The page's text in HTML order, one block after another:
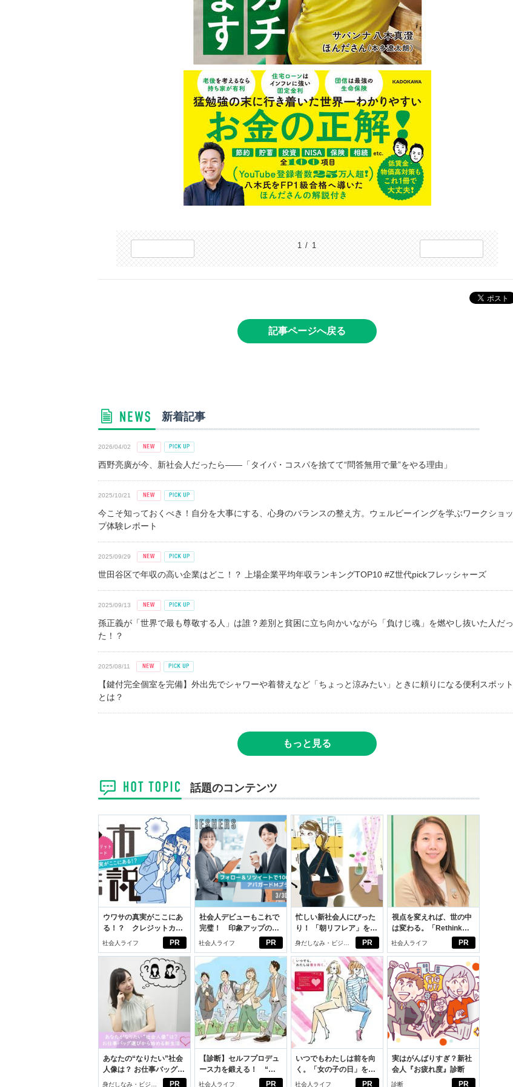
1 / 1
記事ページへ戻る
新着記事
2026/04/02
西野亮廣が今、新社会人だったら――「タイパ・コスパを捨てて“問答無用で量”をやる理由」
2025/10/21
今こそ知っておくべき！自分を大事にする、心身のバランスの整え方。ウェルビーイングを学ぶワークショッ
プ体験レポート
2025/09/29
世田谷区で年収の高い企業はどこ！？ 上場企業平均年収ランキングTOP10 #Z世代pickフレッシャーズ
2025/09/13
孫正義が「世界で最も尊敬する人」は誰？差別と貧困に立ち向かいながら「負けじ魂」を燃やし抜いた人だっ
た！？
2025/08/11
【鍵付完全個室を完備】外出先でシャワーや着替えなど「ちょっと涼みたい」ときに頼りになる便利スポット
とは？
もっと見る
話題のコンテンツ
PR
ウワサの真実がここにあ
る！？ クレジットカー
ドの都市伝説
社会人ライフ PR
社会人デビューもこれで
完璧！ 印象アップのセ
ルフプロデュース術
社会人ライフ PR
忙しい新社会人にぴった
り！ 「朝リフレア」をは
じめよう。しっかりニオ
イケアして24時間快適。
身だしなみ・ビジネ
スアイテム
PR
視点を変えれば、世の中
は変わる。「Rethink
PROJECT」がつたえた
社会人ライフ
PR
あなたの“なりたい”社会
人像は？ お仕事バッグ選
びから始める新生活
身だしなみ・ビジネ
PR
【診断】セルフプロデュ
ース力を鍛える！ “ジ
ブン観”診断
社会人ライフ PR
いつでもわたしは前を向
く。「女の子の日」を前
向きに♪社会人エリ・大
社会人ライフ PR
実はがんばりすぎ？新社
会人『お疲れ度』診断
診断